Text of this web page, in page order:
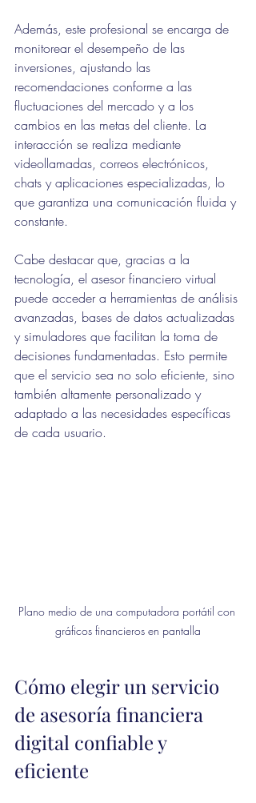
Además, este profesional se encarga de
monitorear el desempeño de las
inversiones, ajustando las
recomendaciones conforme a las
fluctuaciones del mercado y a los
cambios en las metas del cliente. La
interacción se realiza mediante
videollamadas, correos electrónicos,
chats y aplicaciones especializadas, lo
que garantiza una comunicación fluida y
constante.
Cabe destacar que, gracias a la
tecnología, el asesor financiero virtual
puede acceder a herramientas de análisis
avanzadas, bases de datos actualizadas
y simuladores que facilitan la toma de
decisiones fundamentadas. Esto permite
que el servicio sea no solo eficiente, sino
también altamente personalizado y
adaptado a las necesidades específicas
de cada usuario.
Plano medio de una computadora portátil con
gráficos financieros en pantalla
Cómo elegir un servicio
de asesoría financiera
digital confiable y
eficiente